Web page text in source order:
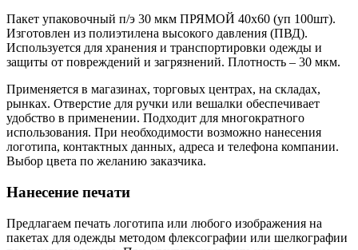
Пакет упаковочный п/э 30 мкм ПРЯМОЙ 40х60 (уп 100шт).
Изготовлен из полиэтилена высокого давления (ПВД).
Используется для хранения и транспортировки одежды и
защиты от повреждений и загрязнений. Плотность – 30 мкм.
Применяется в магазинах, торговых центрах, на складах,
рынках. Отверстие для ручки или вешалки обеспечивает
удобство в применении. Подходит для многократного
использования. При необходимости возможно нанесения
логотипа, контактных данных, адреса и телефона компании.
Выбор цвета по желанию заказчика.
Нанесение печати
Предлагаем печать логотипа или любого изображения на
пакетах для одежды методом флексографии или шелкографии